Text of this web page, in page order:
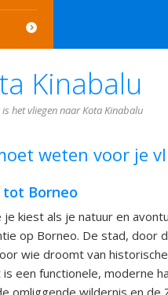
Kinabalu
het vliegen naar Kota Kinabalu
weten voor je
Borneo
je kiest als je natuur en
op Borneo. De stad, door
wie droomt van
een functionele, moderne
wildernis en de